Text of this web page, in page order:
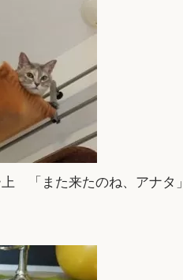
「また来たのね、アナタ」